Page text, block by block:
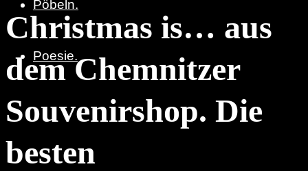
Pöbeln.
Poesie.
Christmas is… aus
dem Chemnitzer
Souvenirshop. Die
besten